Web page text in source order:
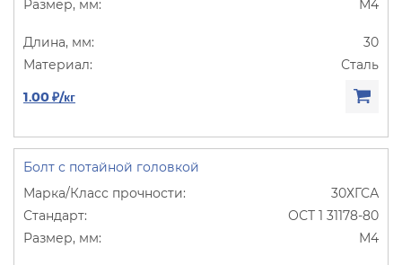
М4
30
Сталь
1.00 ₽/кг
Болт с потайной головкой
30ХГСА
ОСТ 1 31178-80
М4